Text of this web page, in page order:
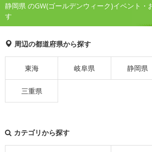
静岡県 のGW(ゴールデンウィーク)イベント・
す
周辺の都道府県から探す
東海 岐阜県 静岡県
三重県
カテゴリから探す